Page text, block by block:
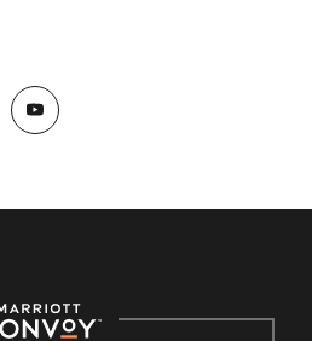
un empleador de igualdad de
a contratar una